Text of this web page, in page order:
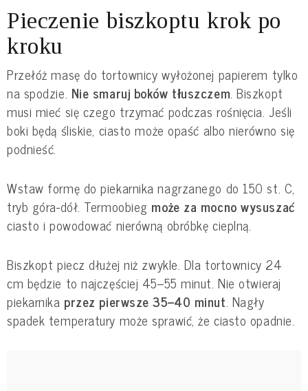
Pieczenie biszkoptu krok po
kroku
Przełóż masę do tortownicy wyłożonej papierem tylko
na spodzie. Nie smaruj boków tłuszczem. Biszkopt
musi mieć się czego trzymać podczas rośnięcia. Jeśli
boki będą śliskie, ciasto może opaść albo nierówno się
podnieść.
Wstaw formę do piekarnika nagrzanego do 150 st. C,
tryb góra-dół. Termoobieg może za mocno wysuszać
ciasto i powodować nierówną obróbkę cieplną.
Biszkopt piecz dłużej niż zwykle. Dla tortownicy 24
cm będzie to najczęściej 45–55 minut. Nie otwieraj
piekarnika przez pierwsze 35–40 minut. Nagły
spadek temperatury może sprawić, że ciasto opadnie.